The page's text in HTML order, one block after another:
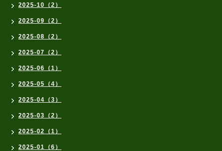
2025-10（2）
2025-09（2）
2025-08（2）
2025-07（2）
2025-06（1）
2025-05（4）
2025-04（3）
2025-03（2）
2025-02（1）
2025-01（6）